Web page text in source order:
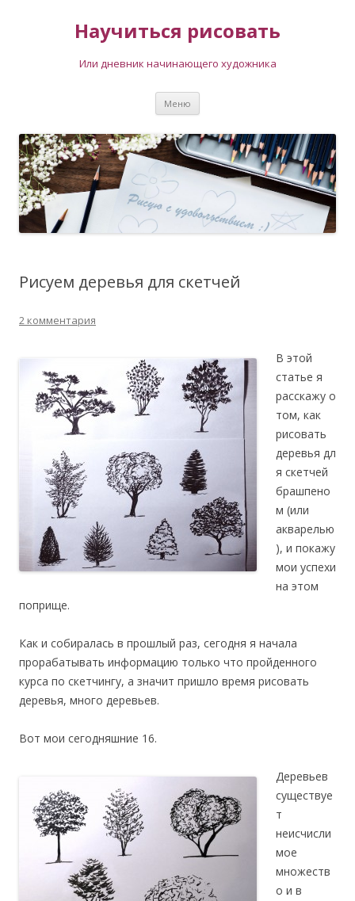
Научиться рисовать
Или дневник начинающего художника
Меню
Рисуем деревья для скетчей
2 комментария
В этой
статье я
расскажу о
том, как
рисовать
деревья дл
я скетчей
брашпено
м (или
акварелью
), и покажу
мои успехи
на этом
поприще.
Как и собиралась в прошлый раз, сегодня я начала
прорабатывать информацию только что пройденного
курса по скетчингу, а значит пришло время рисовать
деревья, много деревьев.
Вот мои сегодняшние 16.
Деревьев
существуе
т
неисчисли
мое
множеств
о и в